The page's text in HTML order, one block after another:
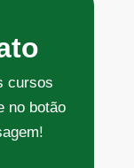
cursos
no botão